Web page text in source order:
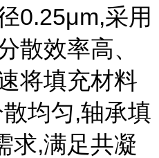
0.25μm,采用
散效率高、
将填充材料
均匀,轴承填
求,满足共凝